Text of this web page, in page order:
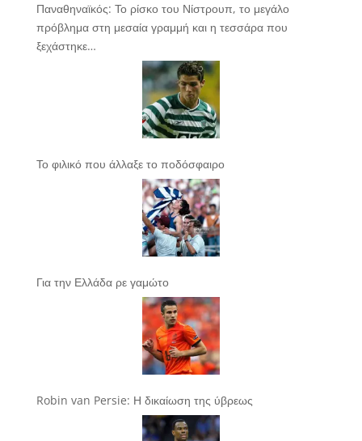
Παναθηναϊκός: Το ρίσκο του Νίστρουπ, το μεγάλο
πρόβλημα στη μεσαία γραμμή και η τεσσάρα που
ξεχάστηκε…
Το φιλικό που άλλαξε το ποδόσφαιρο
Για την Ελλάδα ρε γαμώτο
Robin van Persie: Η δικαίωση της ύβρεως